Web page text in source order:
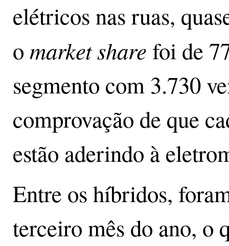
elétricos nas ruas,
o market share foi de
segmento com 3.730
comprovação de que
estão aderindo à
Entre os híbridos,
terceiro mês do ano, o